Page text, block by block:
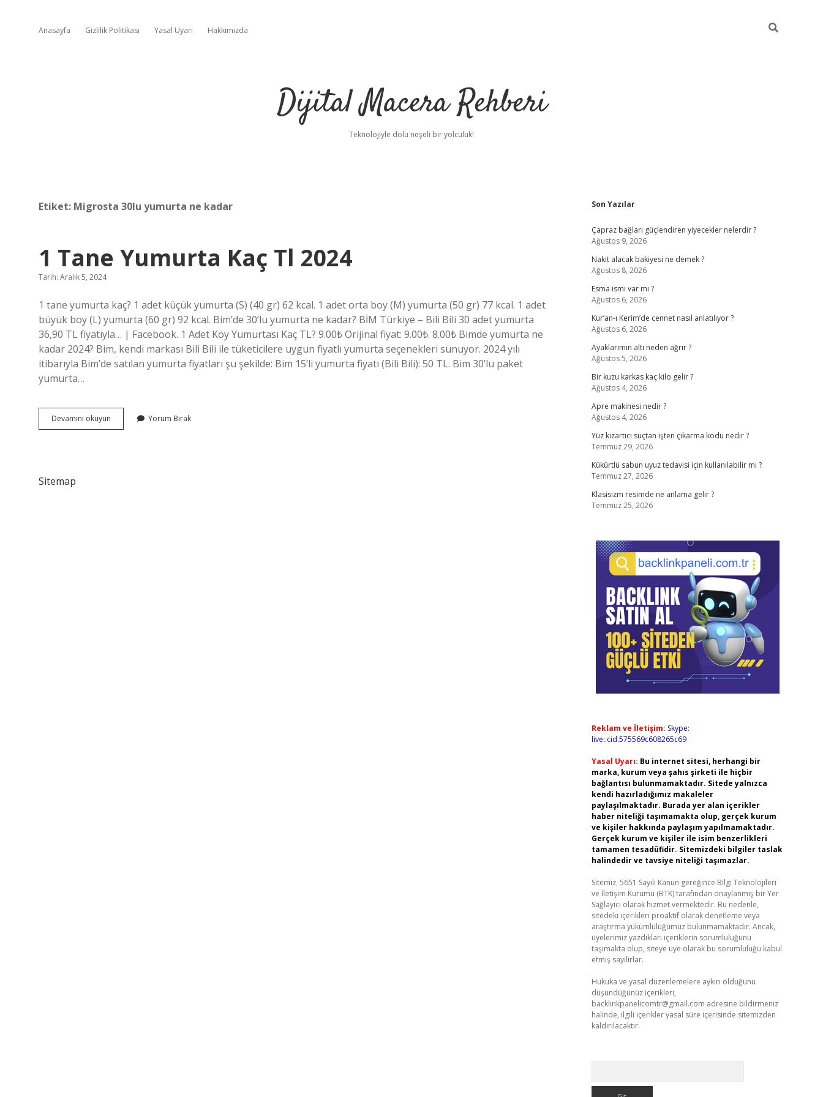
Anasayfa Gizlilik Politikası Yasal Uyarı Hakkımızda
Dijital Macera Rehberi
Teknolojiyle dolu neşeli bir yolculuk!
Etiket: Migrosta 30lu yumurta ne kadar
1 Tane Yumurta Kaç Tl 2024
Tarih: Aralık 5, 2024
1 tane yumurta kaç? 1 adet küçük yumurta (S) (40 gr) 62 kcal. 1 adet orta boy (M) yumurta (50 gr) 77 kcal. 1 adet
büyük boy (L) yumurta (60 gr) 92 kcal. Bim’de 30’lu yumurta ne kadar? BİM Türkiye – Bili Bili 30 adet yumurta
36,90 TL fiyatıyla… | Facebook. 1 Adet Köy Yumurtası Kaç TL? 9.00₺ Orijinal fiyat: 9.00₺. 8.00₺ Bimde yumurta ne
kadar 2024? Bim, kendi markası Bili Bili ile tüketicilere uygun fiyatlı yumurta seçenekleri sunuyor. 2024 yılı
itibarıyla Bim’de satılan yumurta fiyatları şu şekilde: Bim 15’li yumurta fiyatı (Bili Bili): 50 TL. Bim 30’lu paket
yumurta…
Devamını okuyun
Tane
Yorum Bırak
Sitemap
Sidebar
Son Yazılar
Çapraz bağları güçlendiren yiyecekler nelerdir ?
Ağustos 9, 2026
Nakit alacak bakiyesi ne demek ?
Ağustos 8, 2026
Esma ismi var mı ?
Ağustos 6, 2026
Kur’an-ı Kerim’de cennet nasıl anlatılıyor ?
Ağustos 6, 2026
Ayaklarımın altı neden ağrır ?
Ağustos 5, 2026
Bir kuzu karkas kaç kilo gelir ?
Ağustos 4, 2026
Apre makinesi nedir ?
Ağustos 4, 2026
Yüz kızartıcı suçtan işten çıkarma kodu nedir ?
Temmuz 29, 2026
Kükürtlü sabun uyuz tedavisi için kullanılabilir mi ?
Temmuz 27, 2026
Klasisizm resimde ne anlama gelir ?
Temmuz 25, 2026
Reklam ve İletişim: Skype:
live:.cid.575569c608265c69
Yasal Uyarı: Bu internet sitesi, herhangi bir
marka, kurum veya şahıs şirketi ile hiçbir
bağlantısı bulunmamaktadır. Sitede yalnızca
kendi hazırladığımız makaleler
paylaşılmaktadır. Burada yer alan içerikler
haber niteliği taşımamakta olup, gerçek kurum
ve kişiler hakkında paylaşım yapılmamaktadır.
Gerçek kurum ve kişiler ile isim benzerlikleri
tamamen tesadüfidir. Sitemizdeki bilgiler taslak
halindedir ve tavsiye niteliği taşımazlar.
Sitemiz, 5651 Sayılı Kanun gereğince Bilgi Teknolojileri
ve İletişim Kurumu (BTK) tarafından onaylanmış bir Yer
Sağlayıcı olarak hizmet vermektedir. Bu nedenle,
sitedeki içerikleri proaktif olarak denetleme veya
araştırma yükümlülüğümüz bulunmamaktadır. Ancak,
üyelerimiz yazdıkları içeriklerin sorumluluğunu
taşımakta olup, siteye üye olarak bu sorumluluğu kabul
etmiş sayılırlar.
Hukuka ve yasal düzenlemelere aykırı olduğunu
düşündüğünüz içerikleri,
backlinkpanelicomtr@gmail.com adresine bildirmeniz
halinde, ilgili içerikler yasal süre içerisinde sitemizden
kaldırılacaktır.